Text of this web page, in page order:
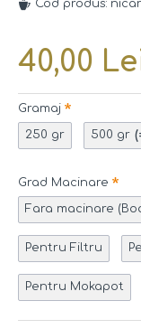
Cod produs:
40,00
Gramaj
250 gr 500 gr
Grad Macinare
Fara macinare
Pentru Filtru
Pentru Mokapot